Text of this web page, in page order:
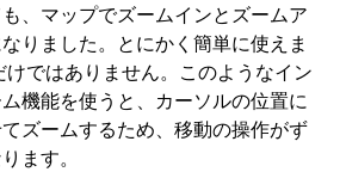
、マップでズームインとズームア
りました。とにかく簡単に使えま
ではありません。このようなイン
機能を使うと、カーソルの位置に
ズームするため、移動の操作がず
ます。